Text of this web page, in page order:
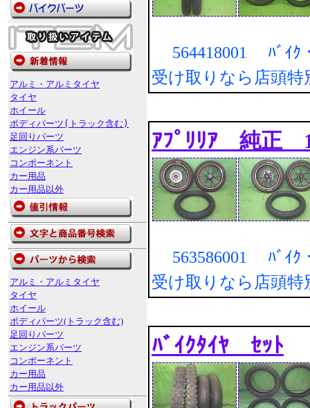
アルミ・アルミタイヤ
タイヤ
ホイール
ボディパーツ(トラック含む)
足回りパーツ
エンジン系パーツ
コンポーネント
カー用品
カー用品以外
アルミ・アルミタイヤ
タイヤ
ホイール
ボディパーツ(トラック含む)
足回りパーツ
エンジン系パーツ
コンポーネント
カー用品
カー用品以外
564418001 ﾊﾞｲｸ
受け取りなら店頭特
ｱﾌﾟﾘﾘｱ 純正
563586001 ﾊﾞｲｸ
受け取りなら店頭特
ﾊﾞｲｸﾀｲﾔ ｾｯﾄ